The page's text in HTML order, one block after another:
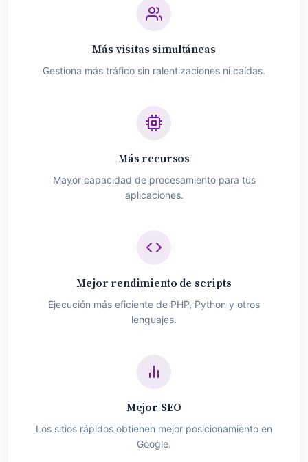
Más visitas simultáneas
Gestiona más tráfico sin ralentizaciones ni caídas.
Más recursos
Mayor capacidad de procesamiento para tus
aplicaciones.
Mejor rendimiento de scripts
Ejecución más eficiente de PHP, Python y otros
lenguajes.
Mejor SEO
Los sitios rápidos obtienen mejor posicionamiento en
Google.